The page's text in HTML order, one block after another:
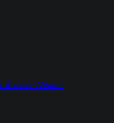
e Visuais